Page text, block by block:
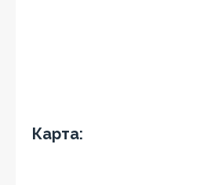
Карта: